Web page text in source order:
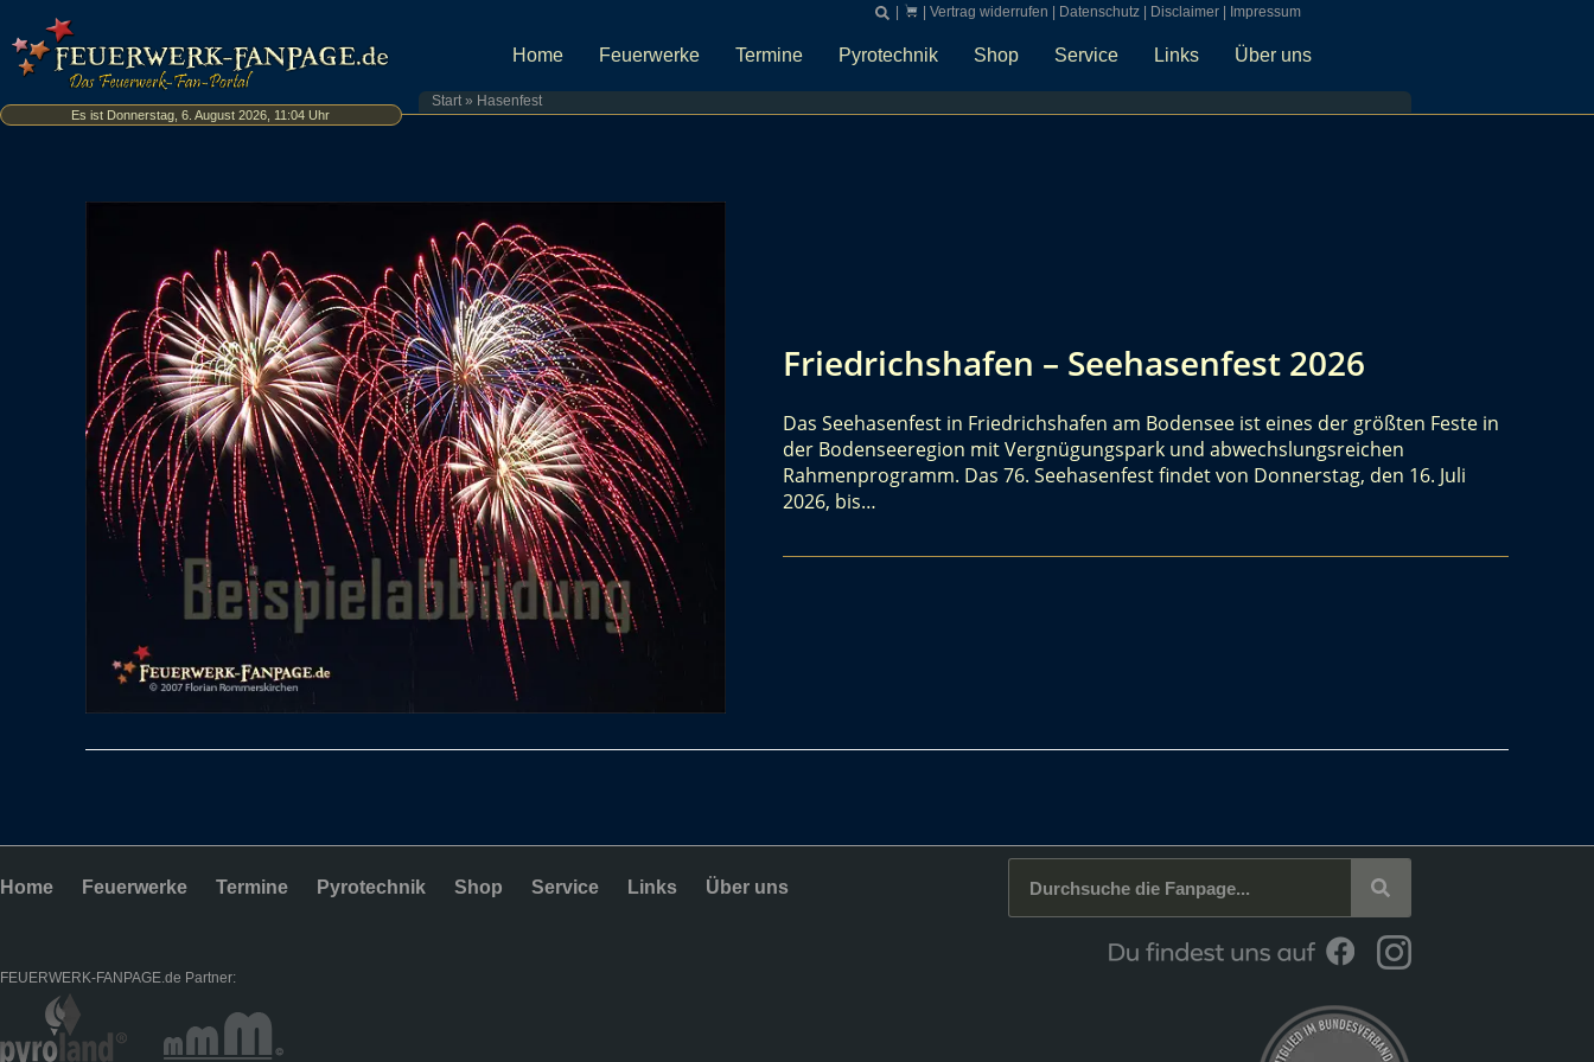
Es ist Donnerstag, 6. August 2026, 11:04 Uhr
Vertrag widerrufen Datenschutz| Disclaimer| Impressum
Home Feuerwerke Termine Pyrotechnik Shop Service Links Über uns
Start» Hasenfest
Friedrichshafen – Seehasenfest 2026
Das Seehasenfest in Friedrichshafen am Bodensee ist eines der größten Feste in
der Bodenseeregion mit Vergnügungspark und abwechslungsreichen
Rahmenprogramm. Das 76. Seehasenfest findet von Donnerstag, den 16. Juli
2026, bis…
Home Feuerwerke Termine Pyrotechnik Shop Service Links Über uns
FEUERWERK-FANPAGE.de Partner: